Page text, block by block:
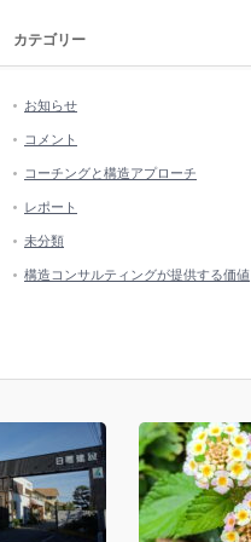
カテゴリー
お知らせ
コメント
コーチングと構造アプローチ
レポート
未分類
構造コンサルティングが提供する価値